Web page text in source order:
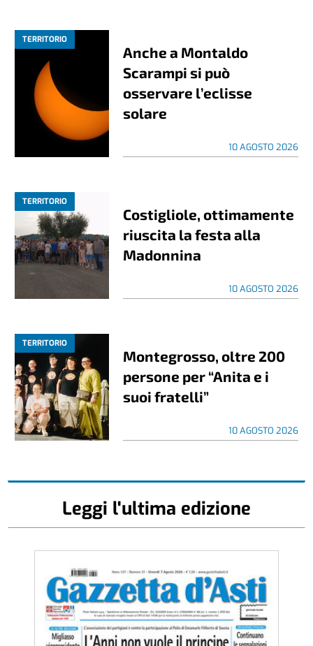
TERRITORIO
Anche a Montaldo
Scarampi si può
osservare l’eclisse
solare
10 AGOSTO 2026
TERRITORIO
Costigliole, ottimamente
riuscita la festa alla
Madonnina
10 AGOSTO 2026
TERRITORIO
Montegrosso, oltre 200
persone per “Anita e i
suoi fratelli”
10 AGOSTO 2026
Leggi l'ultima edizione